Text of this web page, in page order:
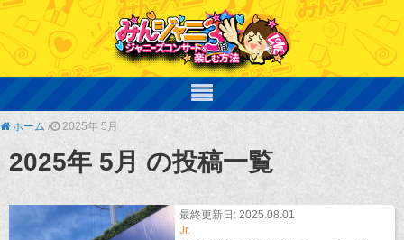
ホーム / 2025年 5月
2025年 5月 の投稿一覧
最終更新日: 2025.08.01
Jr.